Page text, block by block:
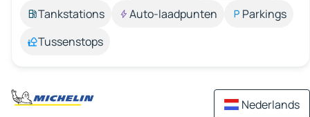
Tankstations
Auto-laadpunten
Parkings
Tussenstops
Nederlands